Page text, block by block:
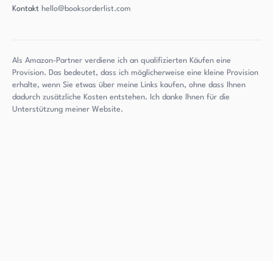
Kontakt hello@booksorderlist.com
Als Amazon-Partner verdiene ich an qualifizierten Käufen eine
Provision. Das bedeutet, dass ich möglicherweise eine kleine Provision
erhalte, wenn Sie etwas über meine Links kaufen, ohne dass Ihnen
dadurch zusätzliche Kosten entstehen. Ich danke Ihnen für die
Unterstützung meiner Website.